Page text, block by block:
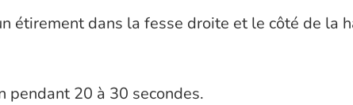
étirement dans la fesse droite et le côté de la
pendant 20 à 30 secondes.